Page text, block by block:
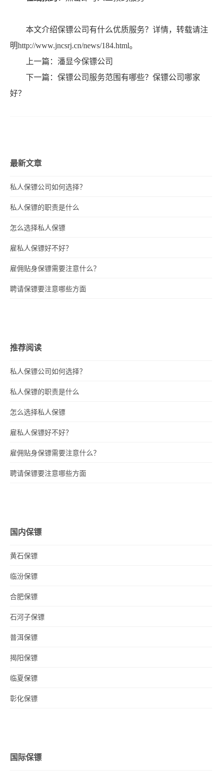
本文介绍保镖公司有什么优质服务？详情，转载请注
明http://www.jncsrj.cn/news/184.html。
上一篇： 潘显今保镖公司
下一篇： 保镖公司服务范围有哪些？保镖公司哪家
好？
最新文章
私人保镖公司如何选择？
私人保镖的职责是什么
怎么选择私人保镖
雇私人保镖好不好？
雇佣贴身保镖需要注意什么？
聘请保镖要注意哪些方面
推荐阅读
私人保镖公司如何选择？
私人保镖的职责是什么
怎么选择私人保镖
雇私人保镖好不好？
雇佣贴身保镖需要注意什么？
聘请保镖要注意哪些方面
国内保镖
黄石保镖
临汾保镖
合肥保镖
石河子保镖
普洱保镖
揭阳保镖
临夏保镖
彰化保镖
国际保镖